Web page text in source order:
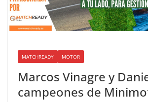
MATCHREADY MOTOR
Marcos Vinagre y
campeones de